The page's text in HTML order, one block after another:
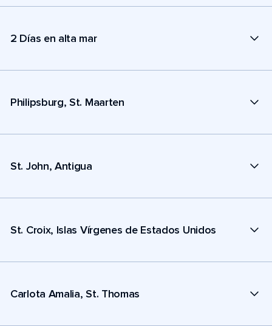
2 Días en alta mar
Philipsburg, St. Maarten
St. John, Antigua
St. Croix, Islas Vírgenes de Estados Unidos
Carlota Amalia, St. Thomas